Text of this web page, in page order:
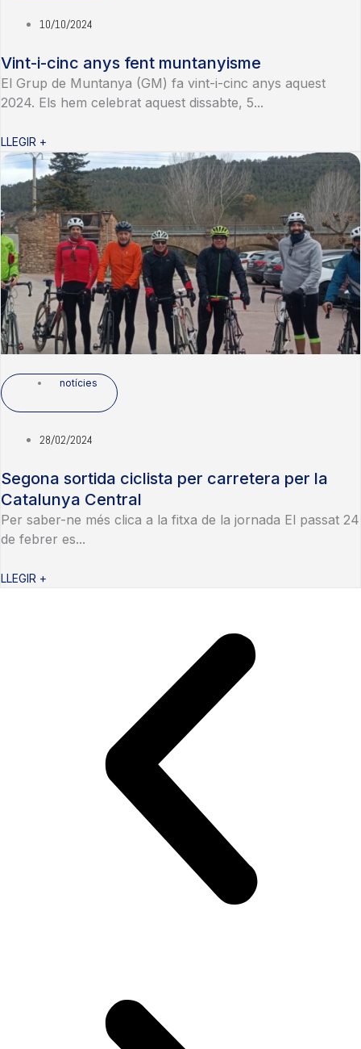
10/10/2024
Vint-i-cinc anys fent muntanyisme
El Grup de Muntanya (GM) fa vint-i-cinc anys aquest
2024. Els hem celebrat aquest dissabte, 5...
LLEGIR +
notícies
28/02/2024
Segona sortida ciclista per carretera per la
Catalunya Central
Per saber-ne més clica a la fitxa de la jornada El passat 24
de febrer es...
LLEGIR +